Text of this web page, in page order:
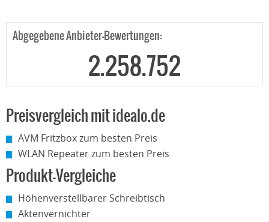
Abgegebene Anbieter-Bewertungen:
2.258.752
Preisvergleich mit idealo.de
AVM Fritzbox zum besten Preis
WLAN Repeater zum besten Preis
Produkt-Vergleiche
Höhenverstellbarer Schreibtisch
Aktenvernichter